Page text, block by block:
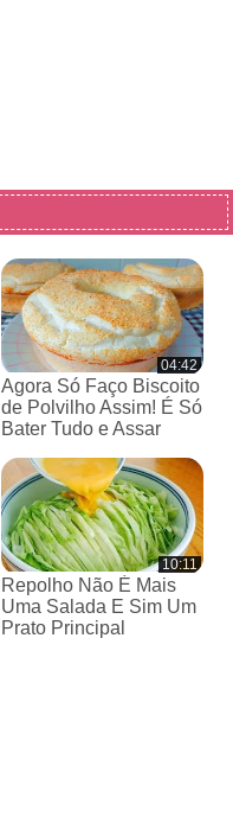
04:42
Agora Só Faço Biscoito
de Polvilho Assim! É Só
Bater Tudo e Assar
10:11
Repolho Não É Mais
Uma Salada E Sim Um
Prato Principal